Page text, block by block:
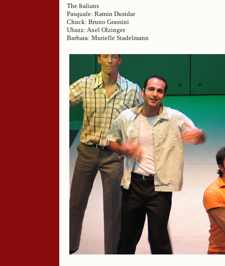
The Italians
Pasquale: Ramin Dustdar
Chuck: Bruno Grassini
Ubazz: Axel Olzinger
Barbara: Murielle Stadelmann